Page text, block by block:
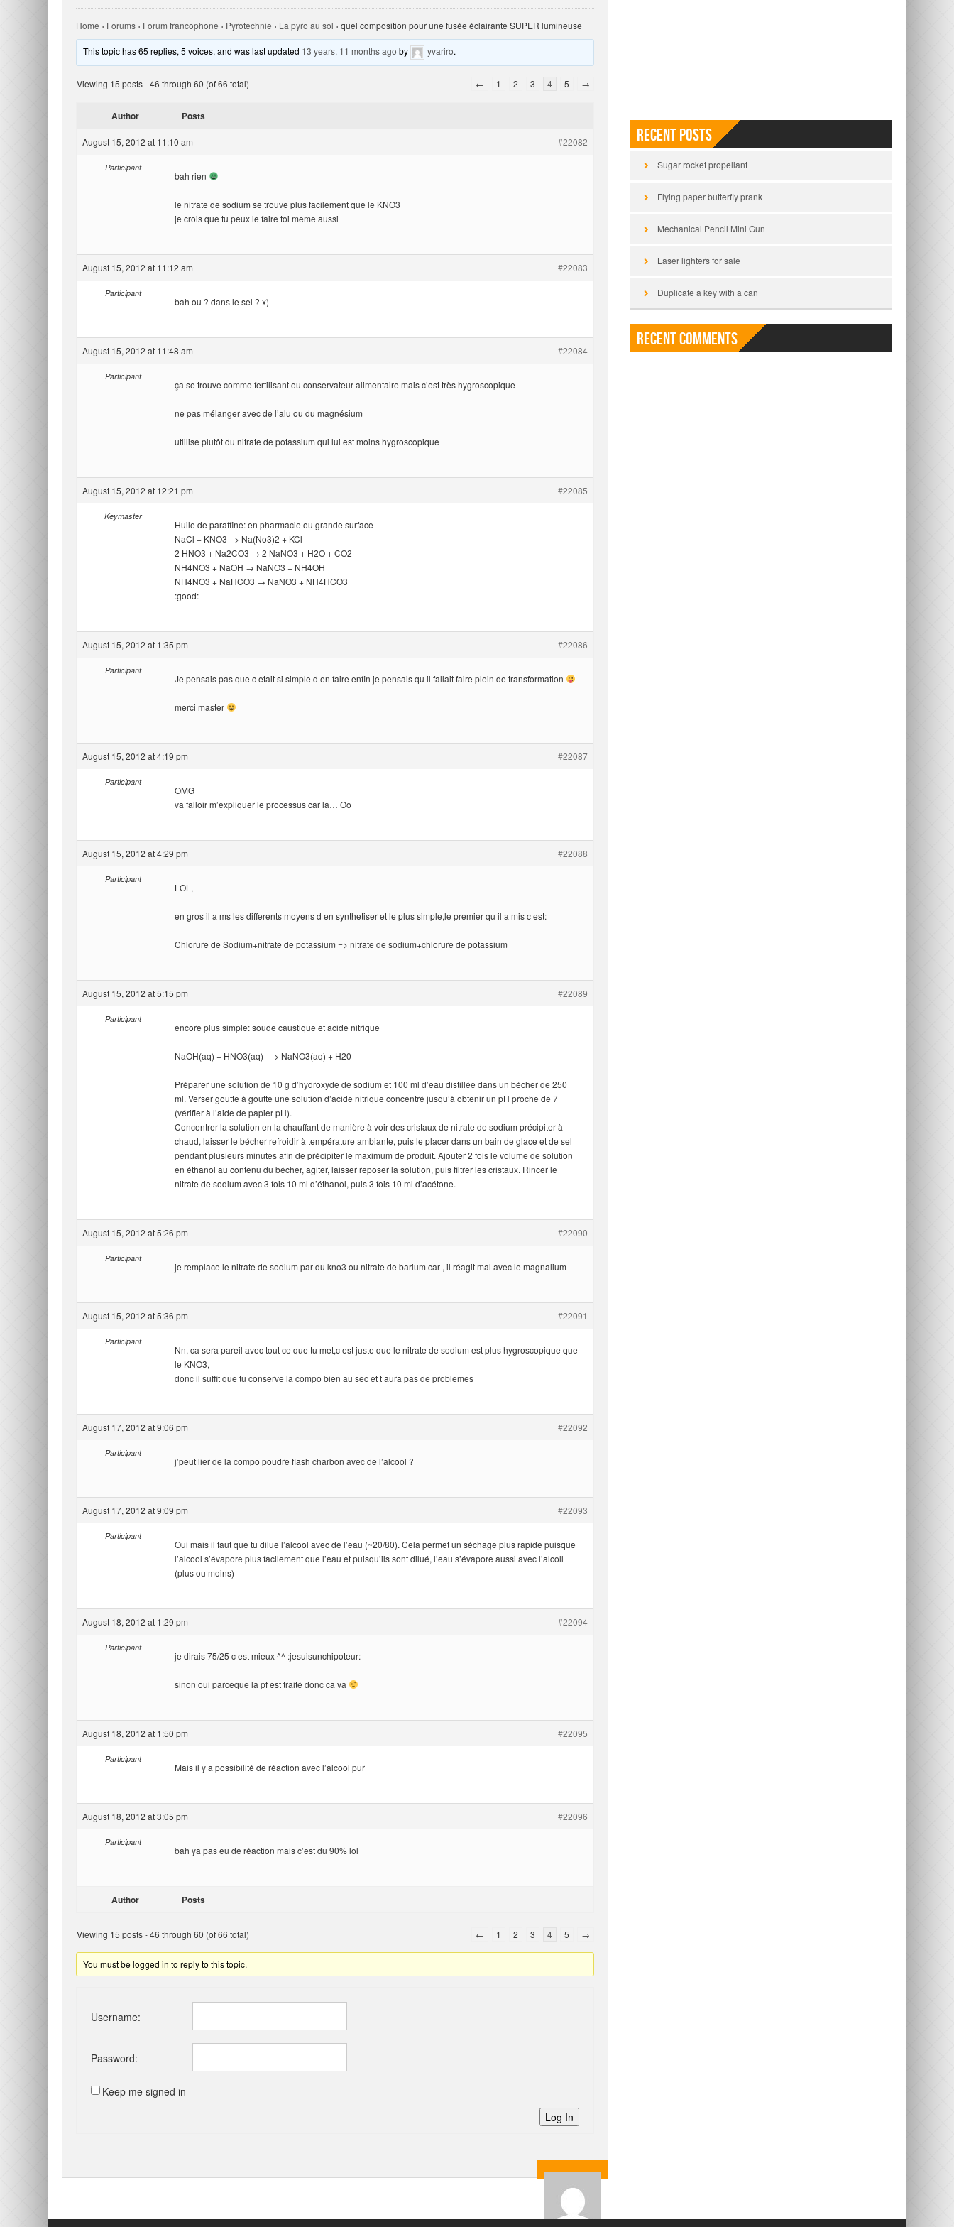
Home › Forums › Forum francophone › Pyrotechnie › La pyro au sol › quel composition pour une fusée éclairante SUPER lumineuse
This topic has 65 replies, 5 voices, and was last updated 13 years, 11 months ago by yvariro.
Viewing 15 posts - 46 through 60 (of 66 total) ← 1 2 3 4 5 →
Author Posts
August 15, 2012 at 11:10 am #22082
Participant
bah rien
le nitrate de sodium se trouve plus facilement que le KNO3
je crois que tu peux le faire toi meme aussi
August 15, 2012 at 11:12 am #22083
Participant
bah ou ? dans le sel ? x)
August 15, 2012 at 11:48 am #22084
Participant
ça se trouve comme fertilisant ou conservateur alimentaire mais c’est très hygroscopique
ne pas mélanger avec de l’alu ou du magnésium
utlilise plutôt du nitrate de potassium qui lui est moins hygroscopique
August 15, 2012 at 12:21 pm #22085
Keymaster
Huile de paraffine: en pharmacie ou grande surface
NaCl + KNO3 –> Na(No3)2 + KCl
2 HNO3 + Na2CO3 → 2 NaNO3 + H2O + CO2
NH4NO3 + NaOH → NaNO3 + NH4OH
NH4NO3 + NaHCO3 → NaNO3 + NH4HCO3
:good:
August 15, 2012 at 1:35 pm #22086
Participant
Je pensais pas que c etait si simple d en faire enfin je pensais qu il fallait faire plein de transformation
merci master
August 15, 2012 at 4:19 pm #22087
Participant
OMG
va falloir m’expliquer le processus car la… Oo
August 15, 2012 at 4:29 pm #22088
Participant
LOL,
en gros il a ms les differents moyens d en synthetiser et le plus simple,le premier qu il a mis c est:
Chlorure de Sodium+nitrate de potassium => nitrate de sodium+chlorure de potassium
August 15, 2012 at 5:15 pm #22089
Participant
encore plus simple: soude caustique et acide nitrique
NaOH(aq) + HNO3(aq) —> NaNO3(aq) + H20
Préparer une solution de 10 g d’hydroxyde de sodium et 100 ml d’eau distillée dans un bécher de 250
ml. Verser goutte à goutte une solution d’acide nitrique concentré jusqu’à obtenir un pH proche de 7
(vérifier à l’aide de papier pH).
Concentrer la solution en la chauffant de manière à voir des cristaux de nitrate de sodium précipiter à
chaud, laisser le bécher refroidir à température ambiante, puis le placer dans un bain de glace et de sel
pendant plusieurs minutes afin de précipiter le maximum de produit. Ajouter 2 fois le volume de solution
en éthanol au contenu du bécher, agiter, laisser reposer la solution, puis filtrer les cristaux. Rincer le
nitrate de sodium avec 3 fois 10 ml d’éthanol, puis 3 fois 10 ml d’acétone.
August 15, 2012 at 5:26 pm #22090
Participant
je remplace le nitrate de sodium par du kno3 ou nitrate de barium car , il réagit mal avec le magnalium
August 15, 2012 at 5:36 pm #22091
Participant
Nn, ca sera pareil avec tout ce que tu met,c est juste que le nitrate de sodium est plus hygroscopique que
le KNO3,
donc il suffit que tu conserve la compo bien au sec et t aura pas de problemes
August 17, 2012 at 9:06 pm #22092
Participant
j’peut lier de la compo poudre flash charbon avec de l’alcool ?
August 17, 2012 at 9:09 pm #22093
Participant
Oui mais il faut que tu dilue l’alcool avec de l’eau (~20/80). Cela permet un séchage plus rapide puisque
l’alcool s’évapore plus facilement que l’eau et puisqu’ils sont dilué, l’eau s’évapore aussi avec l’alcoll
(plus ou moins)
August 18, 2012 at 1:29 pm #22094
Participant
je dirais 75/25 c est mieux ^^ :jesuisunchipoteur:
sinon oui parceque la pf est traité donc ca va
August 18, 2012 at 1:50 pm #22095
Participant
Mais il y a possibilité de réaction avec l’alcool pur
August 18, 2012 at 3:05 pm #22096
Participant
bah ya pas eu de réaction mais c’est du 90% lol
Author Posts
Viewing 15 posts - 46 through 60 (of 66 total) ← 1 2 3 4 5 →
You must be logged in to reply to this topic.
Username:
Password:
Keep me signed in
Log In
Recent Posts
Sugar rocket propellant
Flying paper butterfly prank
Mechanical Pencil Mini Gun
Laser lighters for sale
Duplicate a key with a can
Recent Comments